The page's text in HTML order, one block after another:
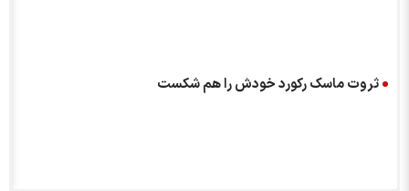
ثروت ماسک رکورد خودش را هم شکست